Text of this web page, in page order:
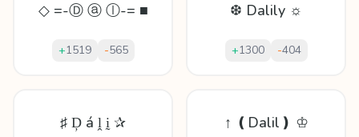
◇ =-Ⓓ ⓐ ⓛ-= ■
+1519 -565
❆ Dalily ☼
+1300 -404
♯ Ḑ á ḽ ḭ ✰ ↑ ❪Dalil❫ ♔